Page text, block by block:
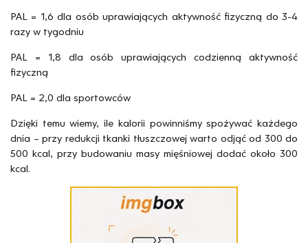
PAL = 1,6 dla osób uprawiających aktywność fizyczną do 3-4
razy w tygodniu
PAL = 1,8 dla osób uprawiających codzienną aktywność
fizyczną
PAL = 2,0 dla sportowców
Dzięki temu wiemy, ile kalorii powinniśmy spożywać każdego
dnia – przy redukcji tkanki tłuszczowej warto odjąć od 300 do
500 kcal, przy budowaniu masy mięśniowej dodać około 300
kcal.